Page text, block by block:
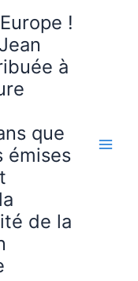
!
à
que
émises
de la